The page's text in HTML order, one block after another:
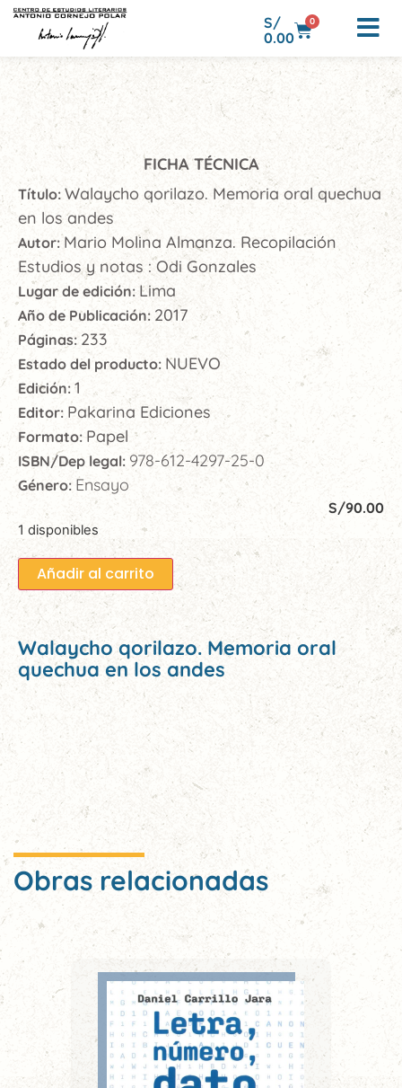
S/
0.00
0
FICHA TÉCNICA
Título: Walaycho qorilazo. Memoria oral quechua
en los andes
Autor: Mario Molina Almanza. Recopilación
Estudios y notas : Odi Gonzales
Lugar de edición: Lima
Año de Publicación: 2017
Páginas: 233
Estado del producto: NUEVO
Edición: 1
Editor: Pakarina Ediciones
Formato: Papel
ISBN/Dep legal: 978-612-4297-25-0
Género: Ensayo
S/90.00
1 disponibles
Añadir al carrito
Walaycho qorilazo. Memoria oral
quechua en los andes
Obras relacionadas